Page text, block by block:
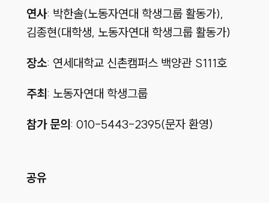
연사: 박한솔(노동자연대 학생그룹 활동가),
김종현(대학생, 노동자연대 학생그룹 활동가)
장소: 연세대학교 신촌캠퍼스 백양관 S111호
주최 : 노동자연대 학생그룹
참가 문의 : 010-5443-2395(문자 환영)
공유